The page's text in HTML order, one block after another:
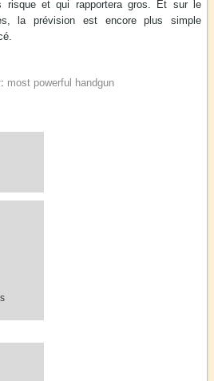
risque et qui rapportera gros. Et sur le
la prévision est encore plus simple
most powerful handgun